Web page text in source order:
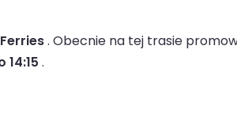
. Obecnie na tej trasie
14:15 .